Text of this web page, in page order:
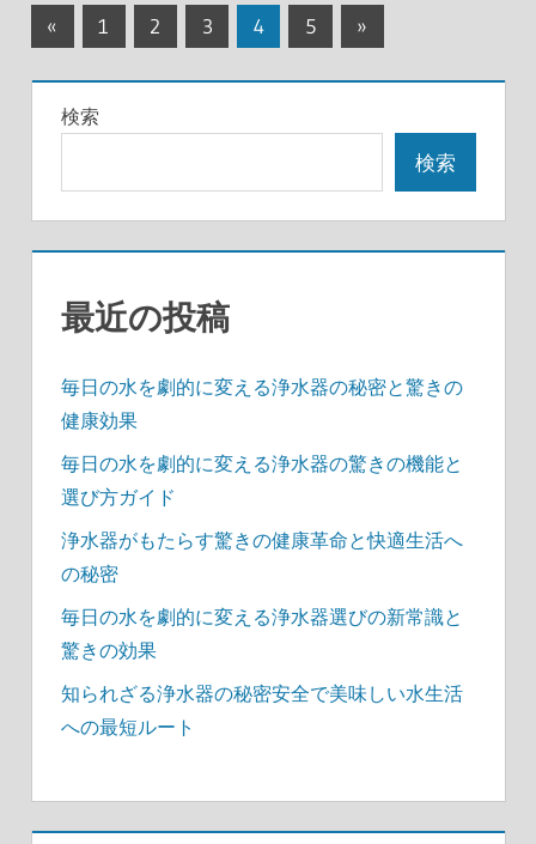
投
の
ジ
送
«
事
1 2 3 4 5
次
事
»
検索
検索
最近の投稿
毎日の水を劇的に変える浄水器の秘密と驚きの
健康効果
毎日の水を劇的に変える浄水器の驚きの機能と
選び方ガイド
浄水器がもたらす驚きの健康革命と快適生活へ
の秘密
毎日の水を劇的に変える浄水器選びの新常識と
驚きの効果
知られざる浄水器の秘密安全で美味しい水生活
への最短ルート